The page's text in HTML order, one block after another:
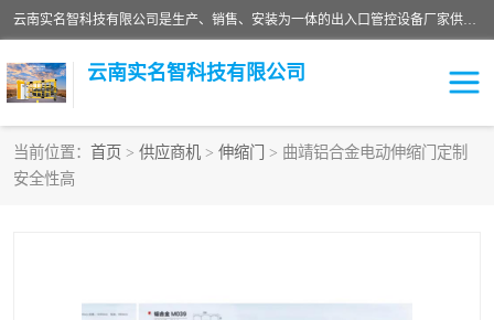
云南实名智科技有限公司是生产、销售、安装为一体的出入口管控设备厂家供应商。主营:电动伸缩门、道闸、广告道闸、重型空降闸、车牌识别、门禁通道、升降柱、岗亭、旗杆等智能设备。主营产品: 电动伸缩门,道闸门禁,车牌识别 生产、销售、安装为一体的出入口管控设备厂家源头供应商。
云南实名智科技有限公司
当前位置： 首页 > 供应商机 > 伸缩门
> 曲靖铝合金电动伸缩门定制
安全性高
车牌识别门系列
升降门系列 通道闸系列